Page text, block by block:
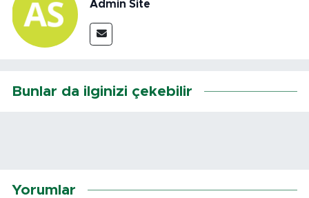
Admin Site
Bunlar da ilginizi çekebilir
Yorumlar